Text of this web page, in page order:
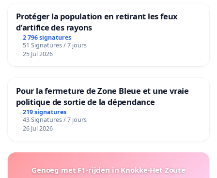
Protéger la population en retirant les feux
d’artifice des rayons
2 796 signatures
51 Signatures / 7 jours
25 Jul 2026
Pour la fermeture de Zone Bleue et une vraie
politique de sortie de la dépendance
219 signatures
43 Signatures / 7 jours
26 Jul 2026
Genoeg met F1-rijden in Knokke-Het Zoute